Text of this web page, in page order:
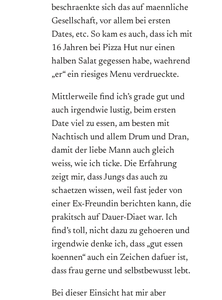
beschraenkte sich das auf maennliche
Gesellschaft, vor allem bei ersten
Dates, etc. So kam es auch, dass ich mit
16 Jahren bei Pizza Hut nur einen
halben Salat gegessen habe, waehrend
„er“ ein riesiges Menu verdrueckte.
Mittlerweile find ich’s grade gut und
auch irgendwie lustig, beim ersten
Date viel zu essen, am besten mit
Nachtisch und allem Drum und Dran,
damit der liebe Mann auch gleich
weiss, wie ich ticke. Die Erfahrung
zeigt mir, dass Jungs das auch zu
schaetzen wissen, weil fast jeder von
einer Ex-Freundin berichten kann, die
prakitsch auf Dauer-Diaet war. Ich
find’s toll, nicht dazu zu gehoeren und
irgendwie denke ich, dass „gut essen
koennen“ auch ein Zeichen dafuer ist,
dass frau gerne und selbstbewusst lebt.
Bei dieser Einsicht hat mir aber